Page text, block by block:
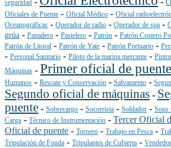
seguridad
Oficiales de Puente - Oficial Médico - Oficial
Oceanográficas - Operador de radio - Operador de spa -
grúa - Panadero - Pastelero - Patrón - Patrón Costero
Patrón de Litoral - Patrón de Yate - Patrón Portuario -
- Personal Sanitario - Piloto de la marina mercante - Pintor
Máquinas - Primer oficial de puente
Humanos - Rescate y Conservación - Salvamento -
Segundo oficial de máquinas -
puente - Sobrecargo - Socorrista - Soldador - Sous
Carga - Técnico de Instrumentación - Tercer Oficial
Oficial de puente - Tornero - Trabajo en Pesca -
Tripulación de Fonda - Tripulantes de Cubierta - Vendedor